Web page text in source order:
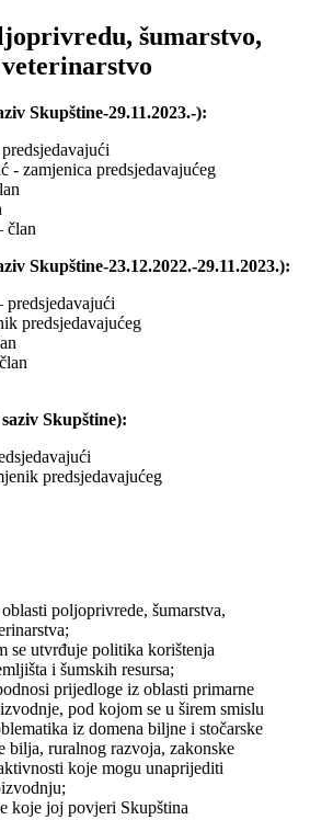
šumarstvo,
Skupštine-29.11.2023.-):
- zamjenica predsjedavajućeg
član
Skupštine-23.12.2022.-29.11.2023.):
predsjedavajući
predsjedavajućeg
Skupštine):
predsjedavajućeg
poljoprivrede, šumarstva,
se utvrđuje politika korištenja
i šumskih resursa;
prijedloge iz oblasti primarne
pod kojom se u širem smislu
iz domena biljne i stočarske
bilja, ruralnog razvoja, zakonske
koje mogu unaprijediti
koje joj povjeri Skupština